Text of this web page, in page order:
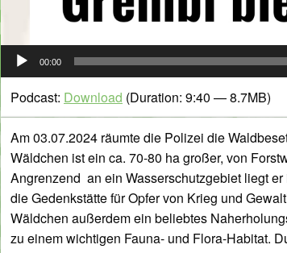
Audio-
Player
00:00
Podcast: Download (Duration: 9:40 — 8.7MB)
Am 03.07.2024 räumte die Polizei die
Wäldchen ist ein ca. 70-80 ha großer, von
Angrenzend an ein Wasserschutzgebiet liegt
die Gedenkstätte für Opfer von Krieg und
Wäldchen außerdem ein beliebtes
zu einem wichtigen Fauna- und Flora-Habitat.